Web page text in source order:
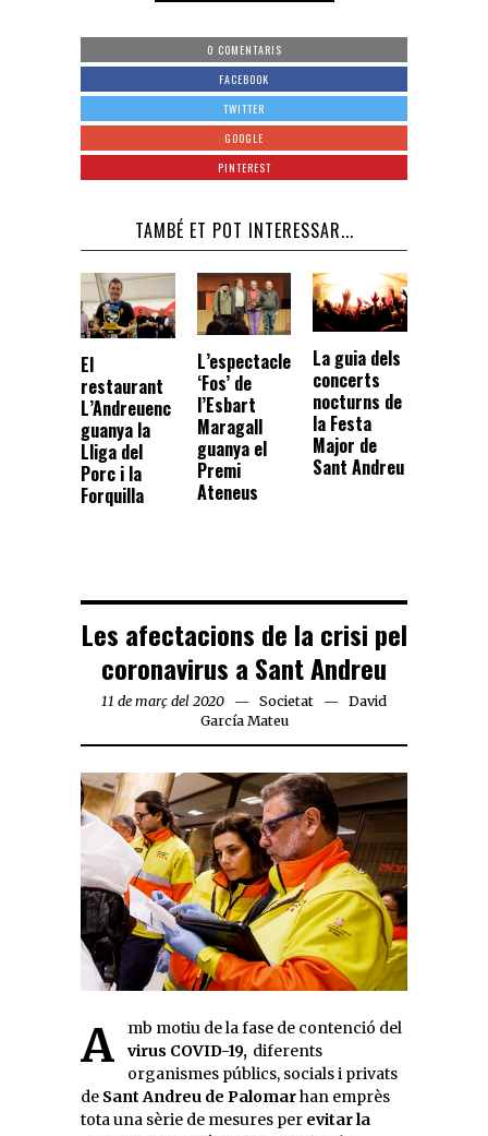
0 COMENTARIS
FACEBOOK
TWITTER
GOOGLE
PINTEREST
TAMBÉ ET POT INTERESSAR...
El
restaurant
L’Andreuenc
guanya la
Lliga del
Porc i la
Forquilla
L’espectacle
‘Fos’ de
l’Esbart
Maragall
guanya el
Premi
Ateneus
La guia dels
concerts
nocturns de
la Festa
Major de
Sant Andreu
Les afectacions de la crisi pel
coronavirus a Sant Andreu
11 de març del 2020 Societat
David
García Mateu
Amb motiu de la fase de contenció del
virus COVID-19, diferents
organismes públics, socials i privats
de Sant Andreu de Palomarhan emprès
tota una sèrie de mesures per evitar la